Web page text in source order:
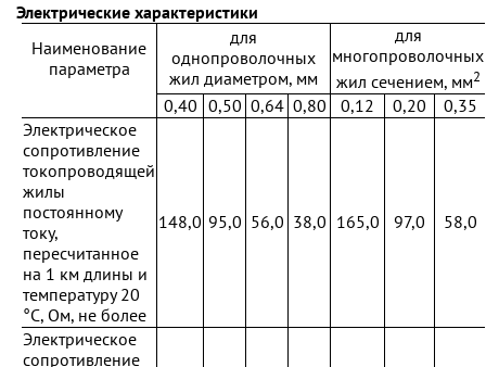
Электрические характеристики
Наименование
параметра
для
однопроволочных
жил диаметром, мм
для
многопроволочных
жил сечением, мм2
0,40 0,50 0,64 0,80 0,12 0,20
0,35
Электрическое
сопротивление
токопроводящей
жилы
постоянному
току,
пересчитанное
на 1 км длины и
температуру 20
°С, Ом, не более
148,0 95,0 56,0 38,0 165,0 97,0 58,0
Электрическое
сопротивление